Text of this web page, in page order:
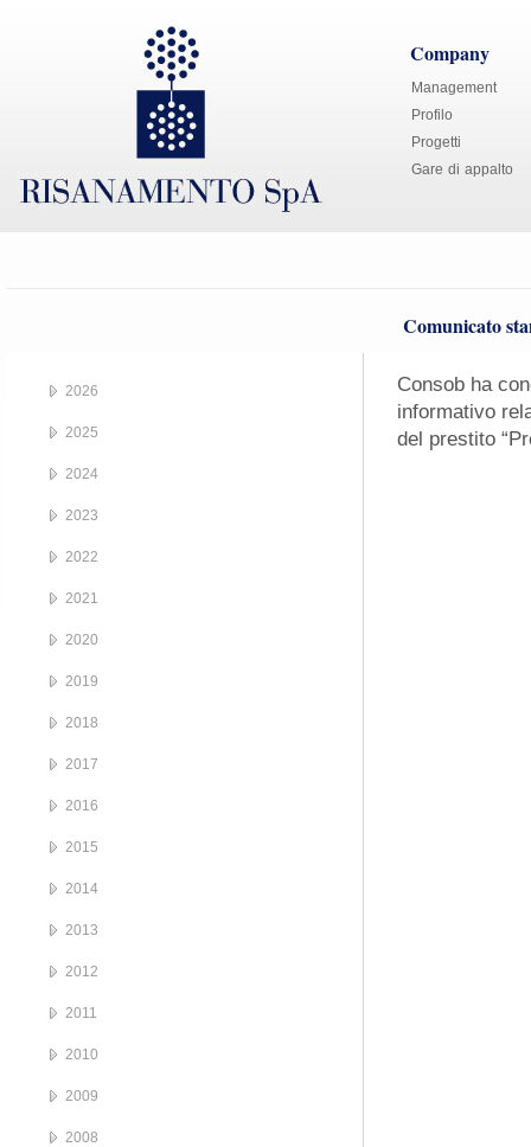
Company
Management
Profilo
Progetti
Gare di appalto
Comunicato
Consob ha
informativo
del prestito
2026
2025
2024
2023
2022
2021
2020
2019
2018
2017
2016
2015
2014
2013
2012
2011
2010
2009
2008